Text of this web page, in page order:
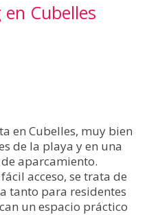
Cubelles
en Cubelles, muy bien
de la playa y en una
aparcamiento.
acceso, se trata de
tanto para residentes
un espacio práctico